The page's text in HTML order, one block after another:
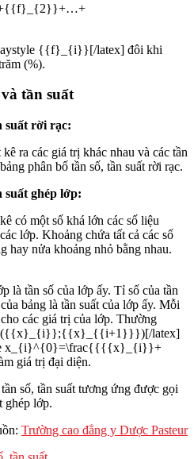
{{f}_{i}}[/latex] đôi khi
(%).
tần suất
suất rời rạc:
ra các giá trị khác nhau và các tần
phân bố tần số, tần suất rời rạc.
suất ghép lớp:
có một số khá lớn các số liệu
lớp. Khoảng chứa tất cả các số
hay nửa khoảng nhỏ bằng nhau.
là tần số của lớp ấy. Tỉ số của tần
bảng là tần suất của lớp ấy. Mỗi
các giá trị của lớp. Thường
({{x}_{i}};{{x}_{{i+1}}})[/latex]
x_{i}^{0}=\frac{{{{x}_{i}}+
giá trị đại diện.
số, tần suất tương ứng được gọi
ghép lớp.
Trường cao đẳng y Dược Pasteur